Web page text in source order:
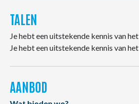
TALEN
Je hebt een uitstekende kennis van
Je hebt een uitstekende kennis van
AANBOD